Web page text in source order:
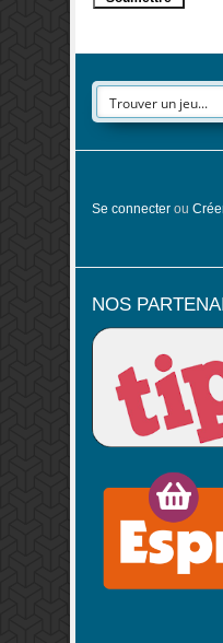
Se connecter ou
NOS